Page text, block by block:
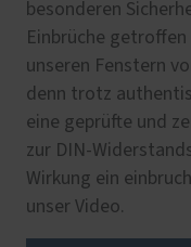
besonderen
Einbrüche
unseren Fenstern
denn trotz
eine geprüfte und
zur DIN-
Wirkung ein
unser Video.